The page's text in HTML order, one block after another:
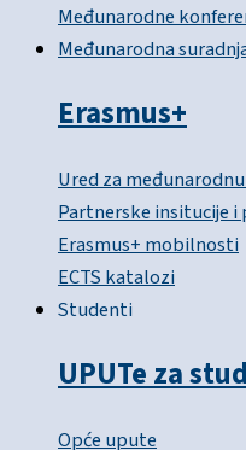
Međunarodne
Međunarodna
Erasmus+
Ured za
Partnerske insitucije
Erasmus+ mobilnosti
ECTS katalozi
Studenti
UPUTe za
Opće upute